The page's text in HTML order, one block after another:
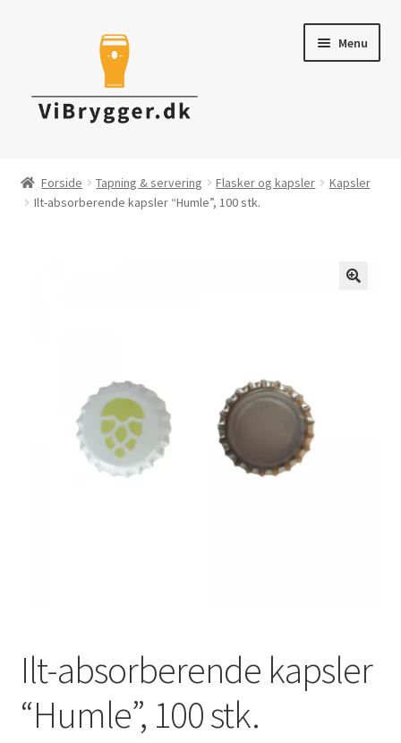
Menu
Råvarer & ingredienser
Forside Tapning & servering Flasker og kapsler
Kapsler
Ilt-absorberende kapsler “Humle”, 100 stk.
Ilt-absorberende kapsler
“Humle”, 100 stk.